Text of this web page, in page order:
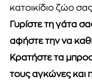
κατοικίδιο ζώο
Γυρίστε τη γάτα
αφήστε την να
Κρατήστε τα
τους αγκώνες και